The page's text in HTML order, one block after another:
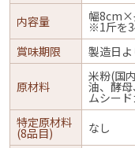
内容量
幅8cm×
※1斤を
賞味期限
製造日
原材料
米粉(国
油、酵
ムシー
特定原材料
(8品目)
なし